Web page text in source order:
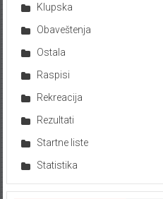
Klupska
Obaveštenja
Ostala
Raspisi
Rekreacija
Rezultati
Startne liste
Statistika